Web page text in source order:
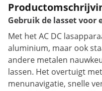
Gebruik de lasset voor
Met het AC DC
aluminium, maar ook
andere metalen
lassen. Het overtuigt
menunavigatie, snelle